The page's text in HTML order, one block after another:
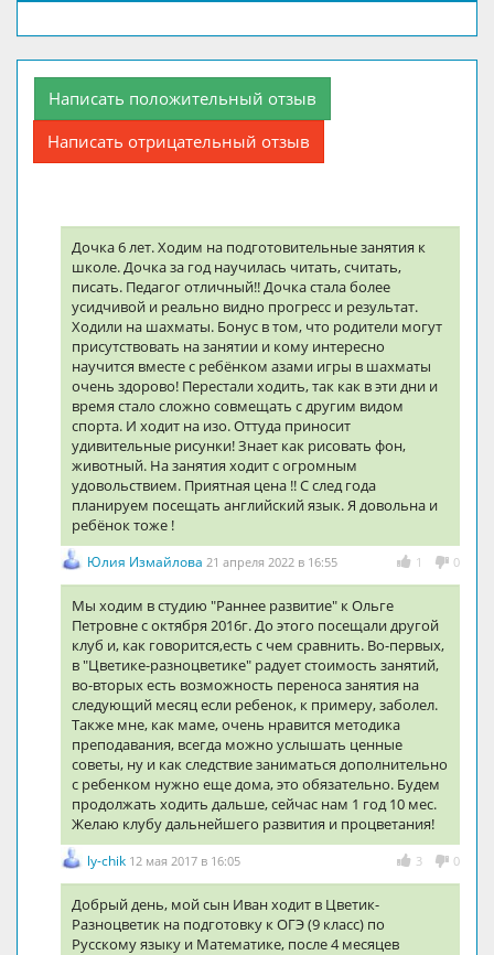
Написать положительный отзыв
Написать отрицательный отзыв
Дочка 6 лет. Ходим на подготовительные занятия к
школе. Дочка за год научилась читать, считать,
писать. Педагог отличный!! Дочка стала более
усидчивой и реально видно прогресс и результат.
Ходили на шахматы. Бонус в том, что родители могут
присутствовать на занятии и кому интересно
научится вместе с ребёнком азами игры в шахматы
очень здорово! Перестали ходить, так как в эти дни и
время стало сложно совмещать с другим видом
спорта. И ходит на изо. Оттуда приносит
удивительные рисунки! Знает как рисовать фон,
животный. На занятия ходит с огромным
удовольствием. Приятная цена !! С след года
планируем посещать английский язык. Я довольна и
ребёнок тоже !
1 0
Юлия Измайлова 21 апреля 2022 в 16:55
Мы ходим в студию "Раннее развитие" к Ольге
Петровне с октября 2016г. До этого посещали другой
клуб и, как говорится,есть с чем сравнить. Во-первых,
в "Цветике-разноцветике" радует стоимость занятий,
во-вторых есть возможность переноса занятия на
следующий месяц если ребенок, к примеру, заболел.
Также мне, как маме, очень нравится методика
преподавания, всегда можно услышать ценные
советы, ну и как следствие заниматься дополнительно
с ребенком нужно еще дома, это обязательно. Будем
продолжать ходить дальше, сейчас нам 1 год 10 мес.
Желаю клубу дальнейшего развития и процветания!
3 0
ly-chik 12 мая 2017 в 16:05
Добрый день, мой сын Иван ходит в Цветик-
Разноцветик на подготовку к ОГЭ (9 класс) по
Русскому языку и Математике, после 4 месяцев